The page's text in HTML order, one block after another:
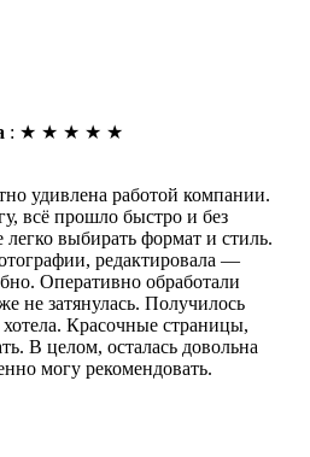
: ★ ★ ★ ★ ★
удивлена работой компании.
всё прошло быстро и без
выбирать формат и стиль.
редактировала —
Оперативно обработали
не затянулась. Получилось
Красочные страницы,
В целом, осталась довольна
могу рекомендовать.